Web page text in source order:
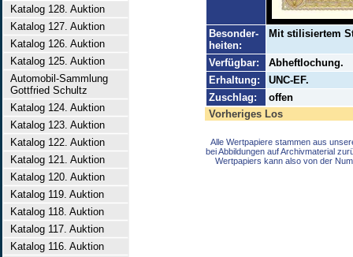
Katalog 128. Auktion
Katalog 127. Auktion
Katalog 126. Auktion
Katalog 125. Auktion
Automobil-Sammlung
Gottfried Schultz
Katalog 124. Auktion
Katalog 123. Auktion
Katalog 122. Auktion
Katalog 121. Auktion
Katalog 120. Auktion
Katalog 119. Auktion
Katalog 118. Auktion
Katalog 117. Auktion
Katalog 116. Auktion
Besonder-
heiten:
Mit stilisiertem
Verfügbar:
Abheftlochung.
Erhaltung:
UNC-EF.
Zuschlag:
offen
Vorheriges Los
Alle Wertpapiere stammen aus
bei Abbildungen auf Archivmaterial
Wertpapiers kann also von der